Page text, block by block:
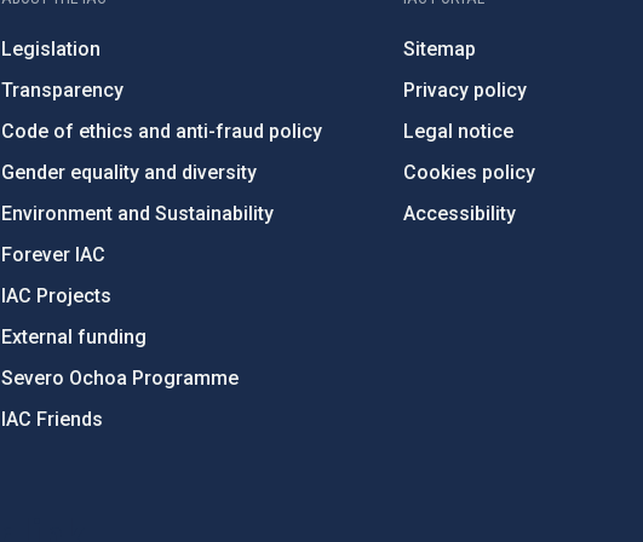
Legislation
Transparency
Code of ethics and anti-fraud policy
Gender equality and diversity
Environment and Sustainability
Forever IAC
IAC Projects
External funding
Severo Ochoa Programme
IAC Friends
Sitemap
Privacy policy
Legal notice
Cookies policy
Accessibility